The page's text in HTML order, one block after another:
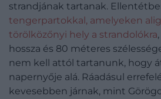
strandjának tartanak.
tengerpartokkal, amelyeken
törölközőnyi hely a strandolókra
hossza és 80 méteres
nem kell attól tartanunk, hogy
napernyője alá. Ráadásul
kevesebben járnak, mint